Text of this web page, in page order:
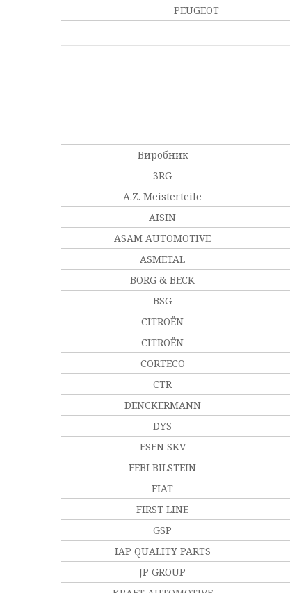
PEUGEOT
Виробник
3RG
A.Z. Meisterteile
AISIN
ASAM AUTOMOTIVE
ASMETAL
BORG & BECK
BSG
CITROËN
CITROËN
CORTECO
CTR
DENCKERMANN
DYS
ESEN SKV
FEBI BILSTEIN
FIAT
FIRST LINE
GSP
IAP QUALITY PARTS
JP GROUP